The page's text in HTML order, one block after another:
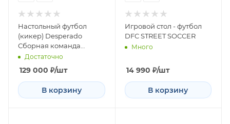
Настольный футбол
(кикер) Desperado
Сборная команда
Испании
Достаточно
129 000 ₽/шт
В корзину
Игровой стол - футбол
DFC STREET SOCCER
Много
14 990 ₽/шт
В корзину